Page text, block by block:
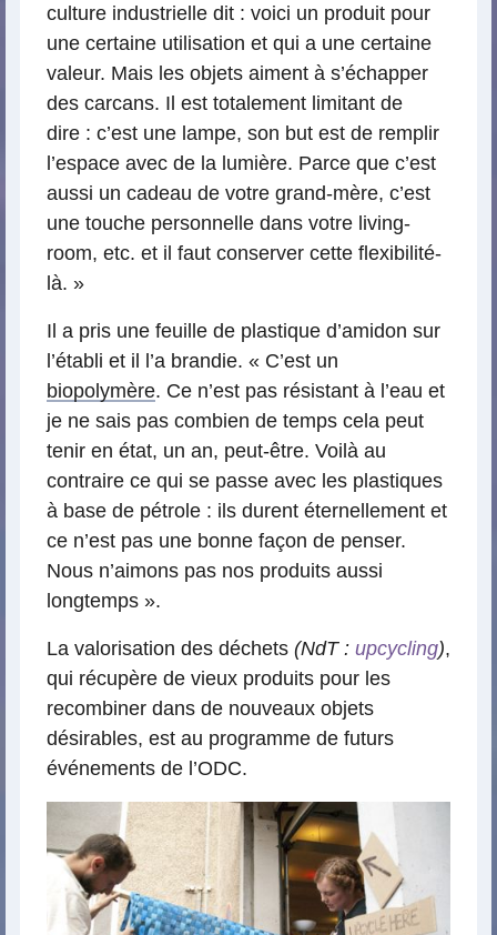
culture industrielle dit : voici un produit pour
une certaine utilisation et qui a une certaine
valeur. Mais les objets aiment à s’échapper
des carcans. Il est totalement limitant de
dire : c’est une lampe, son but est de remplir
l’espace avec de la lumière. Parce que c’est
aussi un cadeau de votre grand-mère, c’est
une touche personnelle dans votre living-
room, etc. et il faut conserver cette flexibilité-
là. »
Il a pris une feuille de plastique d’amidon sur
l’établi et il l’a brandie. « C’est un
biopolymère. Ce n’est pas résistant à l’eau et
je ne sais pas combien de temps cela peut
tenir en état, un an, peut-être. Voilà au
contraire ce qui se passe avec les plastiques
à base de pétrole : ils durent éternellement et
ce n’est pas une bonne façon de penser.
Nous n’aimons pas nos produits aussi
longtemps ».
La valorisation des déchets (NdT : upcycling),
qui récupère de vieux produits pour les
recombiner dans de nouveaux objets
désirables, est au programme de futurs
événements de l’ODC.